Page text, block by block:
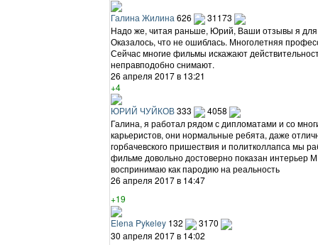
Галина Жилина 626
31173
Надо же, читая раньше, Юрий, Ваши отзывы я
Оказалось, что не ошиблась. Многолетняя
Сейчас многие фильмы искажают
неправподобно снимают.
26 апреля 2017 в 13:21
+4
ЮРИЙ ЧУЙКОВ333
4058
Галина, я работал рядом с дипломатами и со
карьеристов, они нормальные ребята, даже
горбачевского пришествия и политколлапса мы
фильме довольно достоверно показан интерьер
воспринимаю как пародию на реальность
26 апреля 2017 в 14:47
+19
Elena Pykeley 132
3170
30 апреля 2017 в 14:02